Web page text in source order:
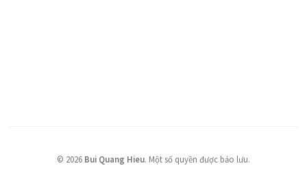
© 2026 Bui Quang Hieu. Một số quyền được bảo lưu.